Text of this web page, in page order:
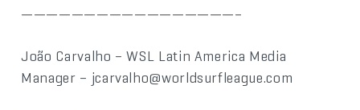
—————————————————–
João Carvalho – WSL Latin America Media
Manager – jcarvalho@worldsurfleague.com